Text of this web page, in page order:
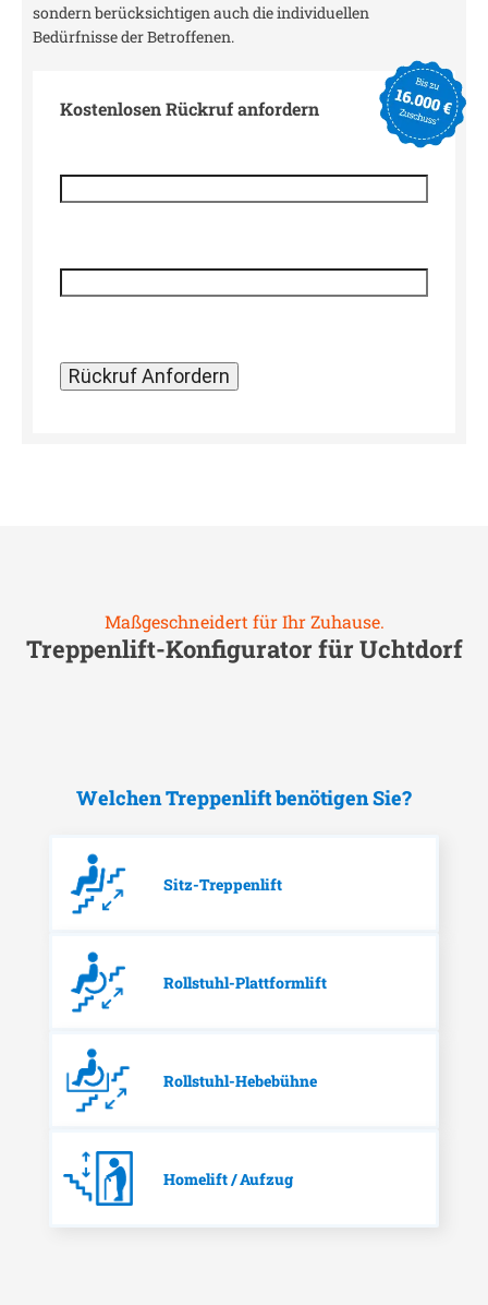
sondern berücksichtigen auch die individuellen
Bedürfnisse der Betroffenen.
Kostenlosen Rückruf anfordern
Maßgeschneidert für Ihr Zuhause.
Treppenlift-Konfigurator fürUchtdorf
Welchen Treppenlift benötigen Sie?
Sitz-Treppenlift
Rollstuhl-Plattformlift
Rollstuhl-Hebebühne
Homelift / Aufzug